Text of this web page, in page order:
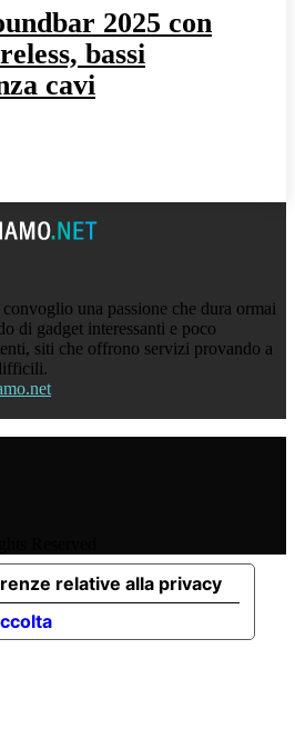
2025 con
bassi
cavi
una passione che dura ormai
di gadget interessanti e poco
siti che offrono servizi provando a
relative alla privacy